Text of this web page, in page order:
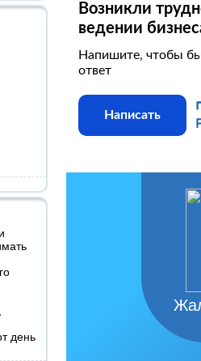
день
Возникли
ведении
Напишите, чтобы
ответ
Написать